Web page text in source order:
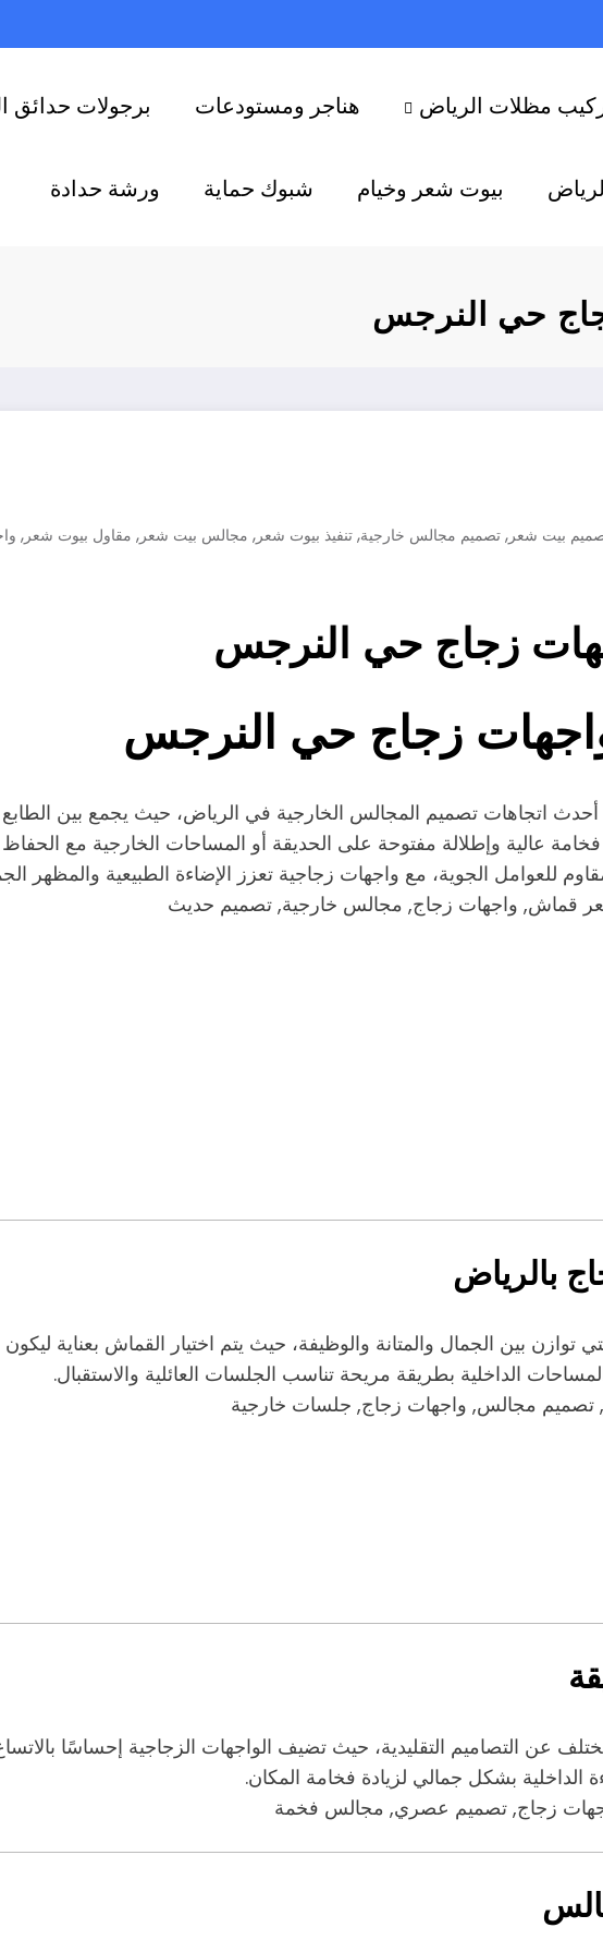
مظلات الرياض هناجر ومستودعات برجولات حدائق
بيوت شعر وخيام شبوك حماية ورشة حدادة
حي النرجس
بيت شعر , تصميم مجالس خارجية, تنفيذ بيوت شعر , مجالس بيت شعر , مقاول بيوت شعر ,
زجاج حي النرجس
زجاج حي النرجس
تصميم المجالس الخارجية في الرياض، حيث يجمع بين الطابع
عالية وإطلالة مفتوحة على الحديقة أو المساحات الخارجية مع
للعوامل الجوية، مع واجهات زجاجية تعزز الإضاءة الطبيعية والمظهر
قماش, واجهات زجاج, مجالس خارجية, تصميم حديث
بالرياض
بين الجمال والمتانة والوظيفة، حيث يتم اختيار القماش بعناية ليكون
الداخلية بطريقة مريحة تناسب الجلسات العائلية والاستقبال.
مجالس, واجهات زجاج, جلسات خارجية
عن التصاميم التقليدية، حيث تضيف الواجهات الزجاجية إحساسًا
بشكل جمالي لزيادة فخامة المكان.
زجاج, تصميم عصري, مجالس فخمة